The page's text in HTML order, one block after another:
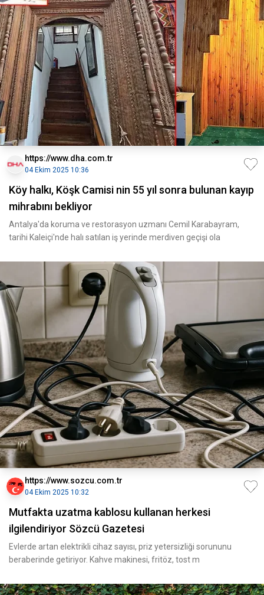
https://www.dha.com.tr
04 Ekim 2025 10:36
Köy halkı, Köşk Camisi nin 55 yıl sonra bulunan kayıp
mihrabını bekliyor
Antalya'da koruma ve restorasyon uzmanı Cemil Karabayram,
tarihi Kaleiçi'nde halı satılan iş yerinde merdiven geçişi ola
https://www.sozcu.com.tr
04 Ekim 2025 10:32
Mutfakta uzatma kablosu kullanan herkesi
ilgilendiriyor Sözcü Gazetesi
Evlerde artan elektrikli cihaz sayısı, priz yetersizliği sorununu
beraberinde getiriyor. Kahve makinesi, fritöz, tost m